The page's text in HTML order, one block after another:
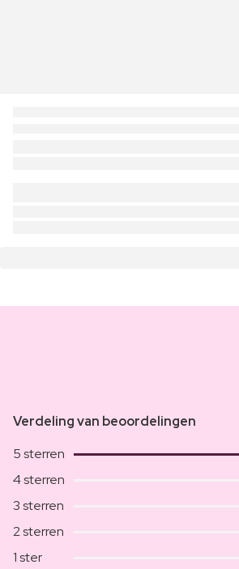
Verdeling van beoordelingen
5 sterren
4 sterren
3 sterren
2 sterren
1 ster